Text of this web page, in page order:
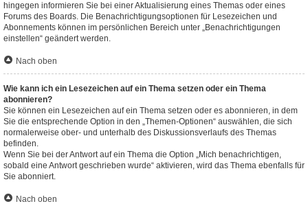
hingegen informieren Sie bei einer Aktualisierung eines Themas oder eines
Forums des Boards. Die Benachrichtigungsoptionen für Lesezeichen und
Abonnements können im persönlichen Bereich unter „Benachrichtigungen
einstellen“ geändert werden.
Nach oben
Wie kann ich ein Lesezeichen auf ein Thema setzen oder ein Thema
abonnieren?
Sie können ein Lesezeichen auf ein Thema setzen oder es abonnieren, in dem
Sie die entsprechende Option in den „Themen-Optionen“ auswählen, die sich
normalerweise ober- und unterhalb des Diskussionsverlaufs des Themas
befinden.
Wenn Sie bei der Antwort auf ein Thema die Option „Mich benachrichtigen,
sobald eine Antwort geschrieben wurde“ aktivieren, wird das Thema ebenfalls für
Sie abonniert.
Nach oben